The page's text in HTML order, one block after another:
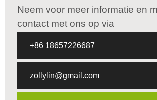
Neem voor meer informatie en
contact met ons op via
+86 18657226687
zollylin@gmail.com